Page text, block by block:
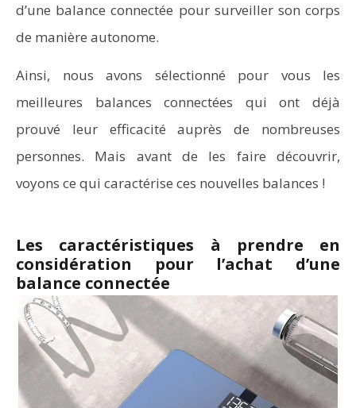
d’une balance connectée pour surveiller son corps
de manière autonome.
Ainsi, nous avons sélectionné pour vous les
meilleures balances connectées qui ont déjà
prouvé leur efficacité auprès de nombreuses
personnes. Mais avant de les faire découvrir,
voyons ce qui caractérise ces nouvelles balances !
Les caractéristiques à prendre en
considération pour l’achat d’une
balance connectée